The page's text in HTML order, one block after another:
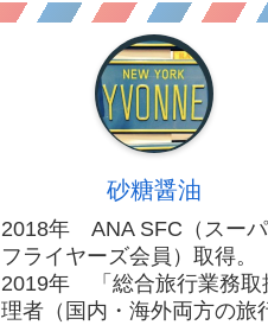
砂糖醤油
2018年 ANA SFC（スー
フライヤーズ会員）取得。
2019年 「総合旅行業務取
理者（国内・海外両方の旅